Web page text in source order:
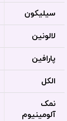
سیلیکون
لالونین
پارافین
الکل
نمک
آلومینیوم